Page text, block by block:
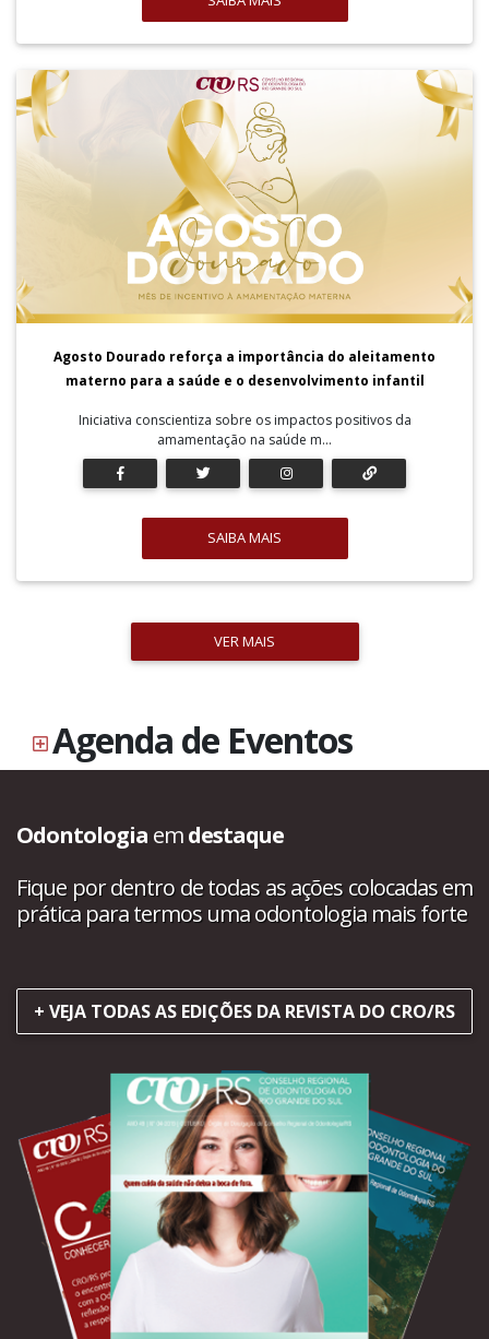
Agosto Dourado reforça a importância do aleitamento
materno para a saúde e o desenvolvimento infantil
Iniciativa conscientiza sobre os impactos positivos da
amamentação na saúde m...
SAIBA MAIS
VER MAIS
Agenda de Eventos
Odontologia emdestaque
Fique por dentro de todas as ações colocadas em
prática para termos uma odontologia mais forte
+ VEJA TODAS AS EDIÇÕES DA REVISTA DO CRO/RS